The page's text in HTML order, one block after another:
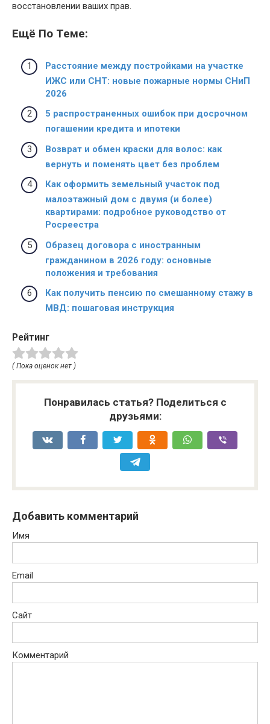
восстановлении ваших прав.
Ещё По Теме:
Расстояние между постройками на участке
ИЖС или СНТ: новые пожарные нормы СНиП
2026
5 распространенных ошибок при досрочном
погашении кредита и ипотеки
Возврат и обмен краски для волос: как
вернуть и поменять цвет без проблем
Как оформить земельный участок под
малоэтажный дом с двумя (и более)
квартирами: подробное руководство от
Росреестра
Образец договора с иностранным
гражданином в 2026 году: основные
положения и требования
Как получить пенсию по смешанному стажу в
МВД: пошаговая инструкция
Рейтинг
( Пока оценок нет )
Понравилась статья? Поделиться с
друзьями:
Добавить комментарий
Имя
Email
Сайт
Комментарий